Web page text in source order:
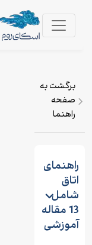
برگشت به
صفحه
راهنما
راهنمای
اتاق
شامل
13 مقاله
آموزشی